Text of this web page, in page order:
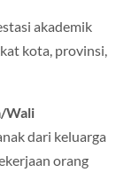
akademik
kota, provinsi,
Wali
dari keluarga
orang